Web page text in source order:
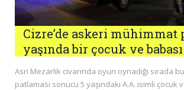
Cizre’de askeri mühimmat
yaşında bir çocuk ve
Asri Mezarlık civarında oyun oynadığı sırada
patlaması sonucu 5 yaşındaki A.A. isimli çocuk